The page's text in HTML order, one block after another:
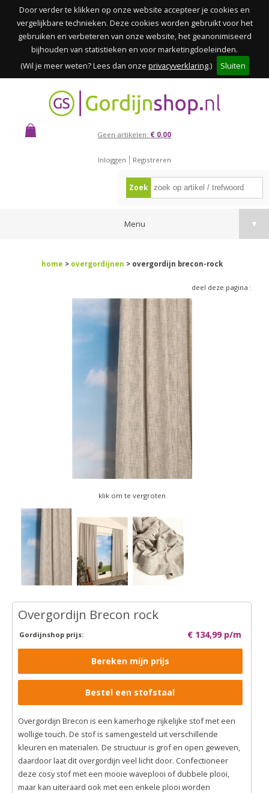
Door verder te klikken op onze website accepteer je cookies en
vergelijkbare technieken. Deze cookies worden gebruikt voor het
gebruiken en verbeteren van onze website, het geanonimiseerd
bijhouden van statistieken en voor marketingdoeleinden.
(Wil je meer weten? Lees dan onze privacyverklaring.) Sluiten
Geen artikelen: € 0,00
Inloggen Registreren
Zoek
Menu ▼
home > overgordijnen > overgordijn brecon-rock
deel deze pagina :
klik om te vergroten
Overgordijn Brecon rock
Gordijnshop prijs: € 134,99 p/m
Bereken mijn prijs
Bestel een stofstaal
Overgordijn Brecon is een kamerhoge rijkelijke stof met een
wollige touch. De stof is samengesteld uit verschillende
kleuren en materialen. De structuur is grof en open geweven,
daardoor laat dit overgordijn veel licht door. Confectioneer
deze cosy stof met een mooie waveplooi of dubbele plooi,
maar kan uiteraard ook met een enkele plooi worden